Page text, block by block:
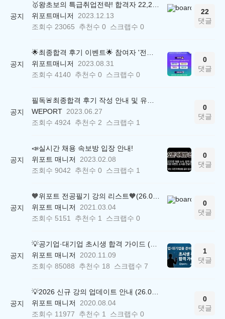
공지
🥇왕초보의 특급취업전략! 합격자 22,244명 배출한 전문가와 함께 직무탐색부터 면접까지 완벽대비
위포트매니저
2023.12.13
조회수 23065 추천수 0 스크랩수 0
22
댓글
공지
🌟최종합격 후기 이벤트🌟 참여자 '전원' 백화점상품권 증정
위포트매니저
2023.08.31
조회수 4140 추천수 0 스크랩수 0
0
댓글
공지
필독🚨최종합격 후기 작성 안내 및 유의사항
WEPORT 2023.06.27
조회수 4924 추천수 2 스크랩수 1
0
댓글
공지
📣실시간 채용 속보방 입장 안내!
위포트 매니저
2023.02.08
조회수 9042 추천수 0 스크랩수 1
0
댓글
공지
🧡위포트 전공필기 강의 리스트🧡(26.05.22 ver.)
위포트 매니저
2021.03.04
조회수 5151 추천수 1 스크랩수 0
0
댓글
공지
💡공기업·대기업 초시생 합격 가이드 (26.04.21 ver.)
위포트 매니저
2020.11.09
조회수 85088 추천수 18 스크랩수 7
1
댓글
공지
💡2026 신규 강의 업데이트 안내 (26.04.17 ver.)
위포트 매니저
2020.08.04
조회수 11977 추천수 1 스크랩수 0
0
댓글